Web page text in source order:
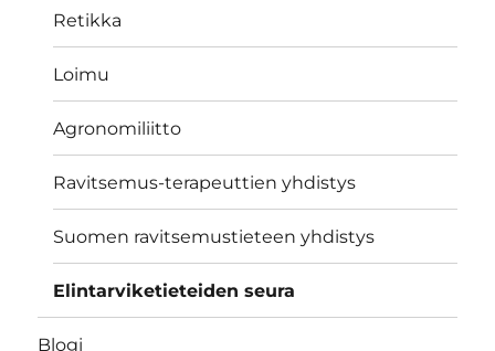
Retikka
Loimu
Agronomiliitto
Ravitsemus-terapeuttien yhdistys
Suomen ravitsemustieteen yhdistys
Elintarviketieteiden seura
Blogi